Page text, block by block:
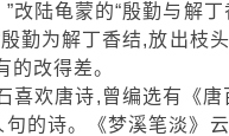
”改陆龟蒙的“殷勤与解
殷勤为解丁香结,放出枝
的改得差。
唐诗,曾编选有《唐
的诗。《梦溪笔淡》